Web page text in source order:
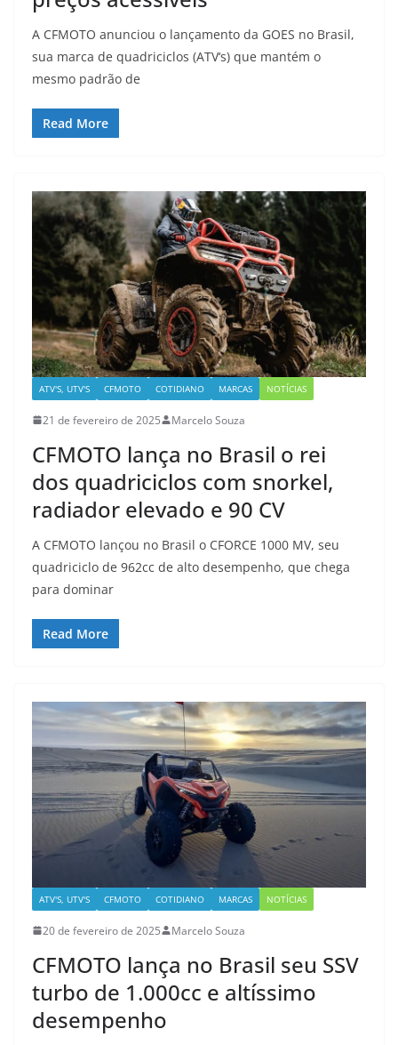
A CFMOTO anunciou o lançamento da GOES no Brasil,
sua marca de quadriciclos (ATV‘s) que mantém o
mesmo padrão de
Read More
ATV'S, UTV'S CFMOTO COTIDIANO MARCAS NOTÍCIAS
21 de fevereiro de 2025 Marcelo Souza
CFMOTO lança no Brasil o rei
dos quadriciclos com snorkel,
radiador elevado e 90 CV
A CFMOTO lançou no Brasil o CFORCE 1000 MV, seu
quadriciclo de 962cc de alto desempenho, que chega
para dominar
Read More
ATV'S, UTV'S CFMOTO COTIDIANO MARCAS NOTÍCIAS
20 de fevereiro de 2025 Marcelo Souza
CFMOTO lança no Brasil seu SSV
turbo de 1.000cc e altíssimo
desempenho